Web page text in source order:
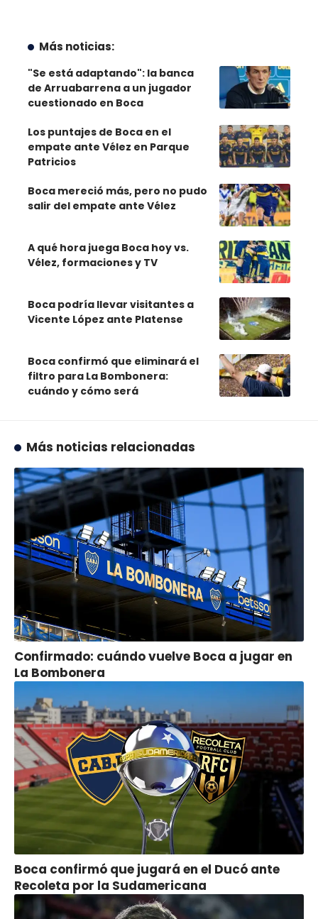
Más noticias:
"Se está adaptando": la banca
de Arruabarrena a un jugador
cuestionado en Boca
Los puntajes de Boca en el
empate ante Vélez en Parque
Patricios
Boca mereció más, pero no pudo
salir del empate ante Vélez
A qué hora juega Boca hoy vs.
Vélez, formaciones y TV
Boca podría llevar visitantes a
Vicente López ante Platense
Boca confirmó que eliminará el
filtro para La Bombonera:
cuándo y cómo será
Más noticias relacionadas
Confirmado: cuándo vuelve Boca a jugar en
La Bombonera
Boca confirmó que jugará en el Ducó ante
Recoleta por la Sudamericana